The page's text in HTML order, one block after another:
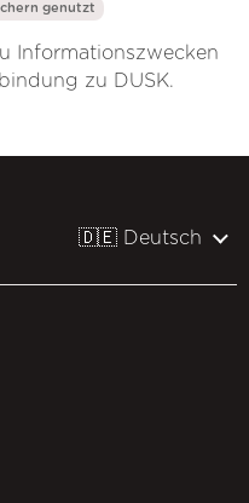
genutzt
Informationszwecken
zu DUSK.
🇩🇪 Deutsch